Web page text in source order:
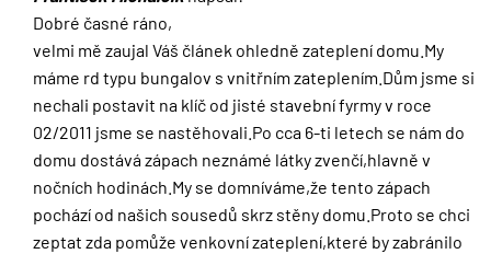
Dobré časné ráno,
velmi mě zaujal Váš článek ohledně zateplení domu.My
máme rd typu bungalov s vnitřním zateplením.Dům jsme si
nechali postavit na klíč od jisté stavební fyrmy v roce
02/2011 jsme se nastěhovali.Po cca 6-ti letech se nám do
domu dostává zápach neznámé látky zvenčí,hlavně v
nočních hodinách.My se domníváme,že tento zápach
pochází od našich sousedů skrz stěny domu.Proto se chci
zeptat zda pomůže venkovní zateplení,které by zabránilo